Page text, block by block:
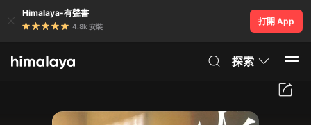
Himalaya-有聲書
4.8k 安裝
打開 App
探索